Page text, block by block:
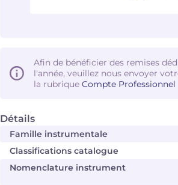
Détails
Famille instrumentale
Classifications catalogue
Nomenclature instrument
Afin de bénéficier des remises
l'année, veuillez nous envoyer
la rubrique Compte Professionnel